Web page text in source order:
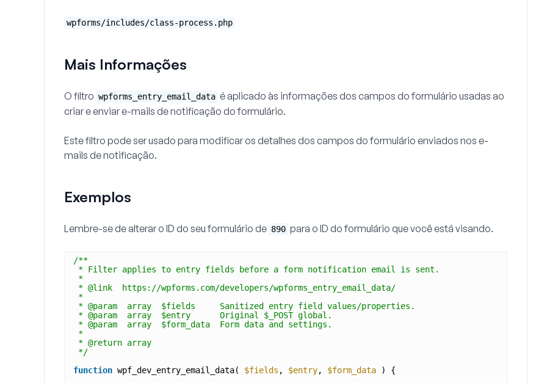
wpforms/includes/class-process.php
Mais Informações
O filtro wpforms_entry_email_data é aplicado às informações dos campos do formulário usadas ao
criar e enviar e-mails de notificação do formulário.
Este filtro pode ser usado para modificar os detalhes dos campos do formulário enviados nos e-
mails de notificação.
Exemplos
Lembre-se de alterar o ID do seu formulário de 890 para o ID do formulário que você está visando.
/**
* Filter applies to entry fields before a form notification email is sent.
*
* @link  https://wpforms.com/developers/wpforms_entry_email_data/
*
* @param  array  $fields     Sanitized entry field values/properties.
* @param  array  $entry      Original $_POST global.
* @param  array  $form_data  Form data and settings.
*
* @return array
*/
function wpf_dev_entry_email_data( $fields , $entry, $form_data
) {